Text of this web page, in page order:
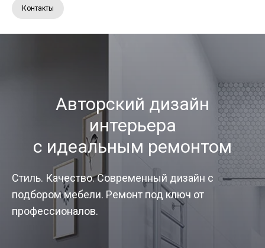
Контакты
Авторский дизайн
интерьера
с идеальным ремонтом
Стиль. Качество. Современный дизайн с
подбором мебели. Ремонт под ключ от
профессионалов.